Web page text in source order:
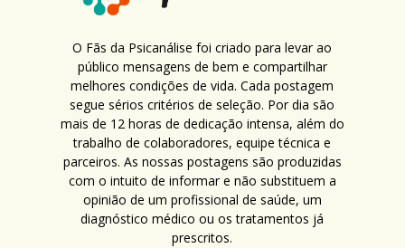
O Fãs da Psicanálise foi criado para levar ao
público mensagens de bem e compartilhar
melhores condições de vida. Cada postagem
segue sérios critérios de seleção. Por dia são
mais de 12 horas de dedicação intensa, além do
trabalho de colaboradores, equipe técnica e
parceiros. As nossas postagens são produzidas
com o intuito de informar e não substituem a
opinião de um profissional de saúde, um
diagnóstico médico ou os tratamentos já
prescritos.